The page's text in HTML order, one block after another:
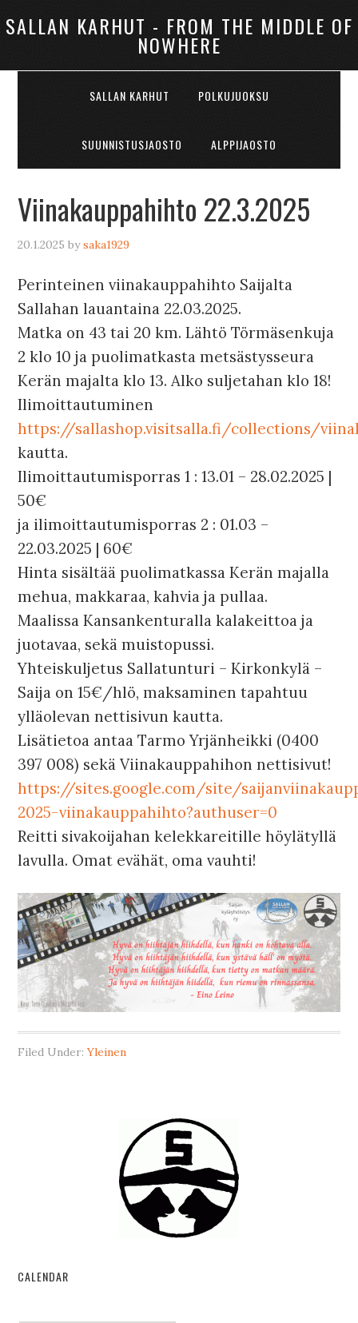
SALLAN KARHUT - FROM THE MIDDLE OF
NOWHERE
SALLAN KARHUT POLKUJUOKSU
SUUNNISTUSJAOSTO ALPPIJAOSTO
Viinakauppahihto 22.3.2025
20.1.2025 bysaka1929
Perinteinen viinakauppahihto Saijalta
Sallahan lauantaina 22.03.2025.
Matka on 43 tai 20 km. Lähtö Törmäsenkuja
2 klo 10 ja puolimatkasta metsästysseura
Kerän majalta klo 13. Alko suljetahan klo 18!
Ilimoittautuminen
https://sallashop.visitsalla.fi/collections/
kautta.
Ilimoittautumisporras 1 : 13.01 – 28.02.2025 |
50€
ja ilimoittautumisporras 2 : 01.03 –
22.03.2025 | 60€
Hinta sisältää puolimatkassa Kerän majalla
mehua, makkaraa, kahvia ja pullaa.
Maalissa Kansankenturalla kalakeittoa ja
juotavaa, sekä muistopussi.
Yhteiskuljetus Sallatunturi – Kirkonkylä –
Saija on 15€/hlö, maksaminen tapahtuu
ylläolevan nettisivun kautta.
Lisätietoa antaa Tarmo Yrjänheikki (0400
397 008) sekä Viinakauppahihon nettisivut!
https://sites.google.com/site/
2025-viinakauppahihto?authuser=0
Reitti sivakoijahan kelekkareitille höylätyllä
lavulla. Omat evähät, oma vauhti!
Filed Under:Yleinen
CALENDAR